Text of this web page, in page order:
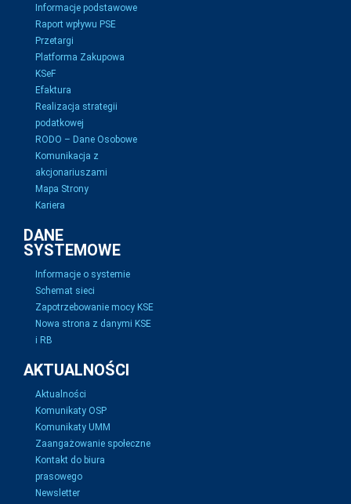
Informacje podstawowe
Raport wpływu PSE
Przetargi
Platforma Zakupowa
KSeF
Efaktura
Realizacja strategii
podatkowej
RODO – Dane Osobowe
Komunikacja z
akcjonariuszami
Mapa Strony
Kariera
DANE
SYSTEMOWE
Informacje o systemie
Schemat sieci
Zapotrzebowanie mocy KSE
Nowa strona z danymi KSE
i RB
AKTUALNOŚCI
Aktualności
Komunikaty OSP
Komunikaty UMM
Zaangażowanie społeczne
Kontakt do biura
prasowego
Newsletter